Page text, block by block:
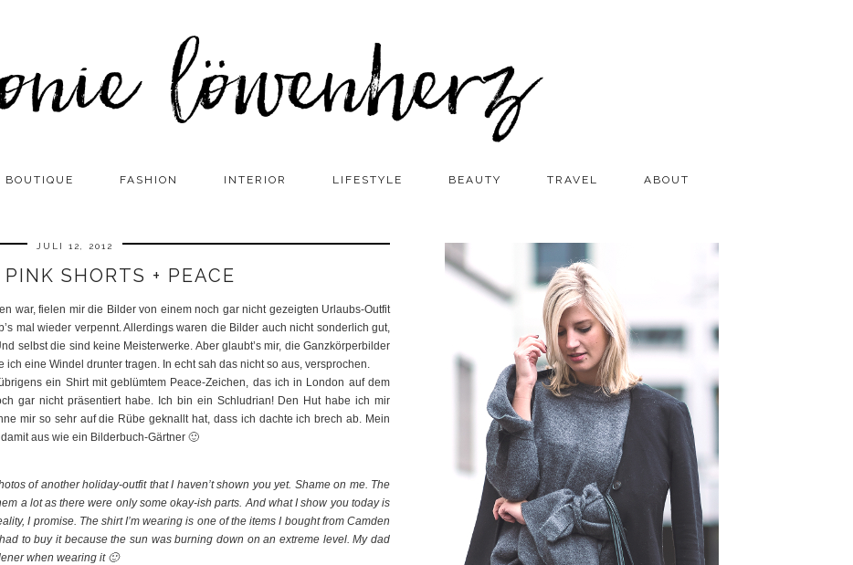
BOUTIQUE FASHION INTERIOR LIFESTYLE BEAUTY TRAVEL ABOUT
JULI 12, 2012
SHORTS + PEACE
war, fielen mir die Bilder von einem noch gar nicht gezeigten Urlaubs-Outfit
mal wieder verpennt. Allerdings waren die Bilder auch nicht sonderlich gut,
selbst die sind keine Meisterwerke. Aber glaubt’s mir, die Ganzkörperbilder
eine Windel drunter tragen. In echt sah das nicht so aus, versprochen.
ein Shirt mit geblümtem Peace-Zeichen, das ich in London auf dem
gar nicht präsentiert habe. Ich bin ein Schludrian! Den Hut habe ich mir
mir so sehr auf die Rübe geknallt hat, dass ich dachte ich brech ab. Mein
aus wie ein Bilderbuch-Gärtner 🙂
of another holiday-outfit that I haven’t shown you yet. Shame on me. The
a lot as there were only some okay-ish parts. And what I show you today is
I promise. The shirt I’m wearing is one of the items I bought from Camden
to buy it because the sun was burning down on an extreme level. My dad
when wearing it 🙂